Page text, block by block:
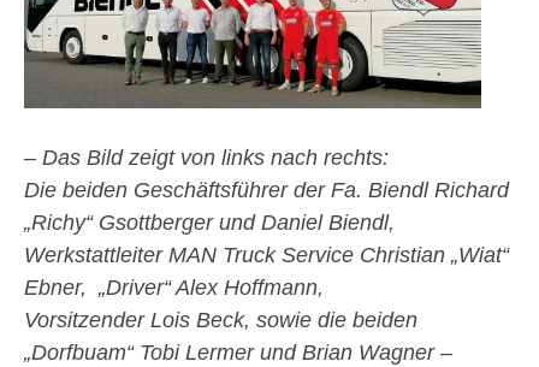
– Das Bild zeigt von links nach rechts:
Die beiden Geschäftsführer der Fa. Biendl Richard
„Richy“ Gsottberger und Daniel Biendl,
Werkstattleiter MAN Truck Service Christian „Wiat“
Ebner, „Driver“ Alex Hoffmann,
Vorsitzender Lois Beck, sowie die beiden
„Dorfbuam“ Tobi Lermer und Brian Wagner –